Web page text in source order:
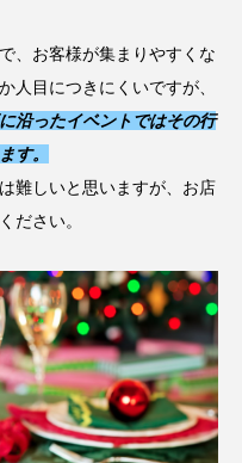
、お客様が集まりやすくな
人目につきにくいですが、
沿ったイベントではその行
す。
難しいと思いますが、お店
ださい。